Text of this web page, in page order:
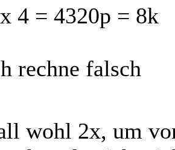
4 = 4320p = 8k
rechne falsch
wohl 2x, um